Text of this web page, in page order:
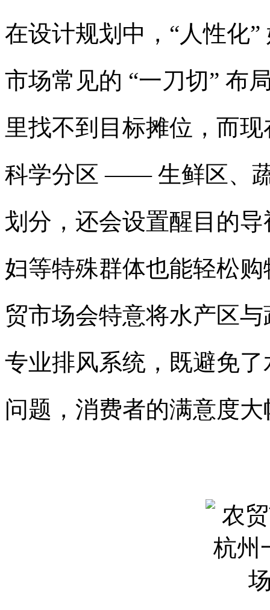
在设计规划中， “人性化
市场常见的 “一刀切” 布
里找不到目标摊位，而
科学分区 —— 生鲜区、
划分，还会设置醒目的
妇等特殊群体也能轻松购
贸市场会特意将水产区
专业排风系统，既避免
问题，消费者的满意度